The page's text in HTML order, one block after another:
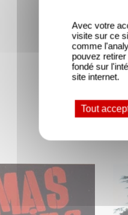
Avec votre
visite sur ce
comme
pouvez
fondé sur
site internet.
Tout